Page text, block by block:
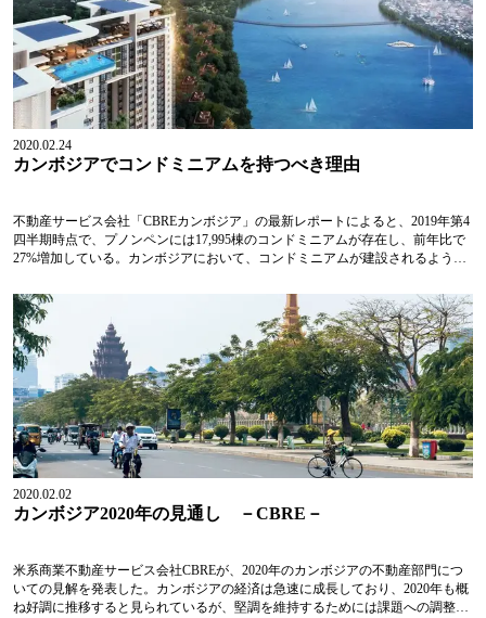
に...
2020.02.24
カンボジアでコンドミニアムを持つべき理由
不動産サービス会社「CBREカンボジア」の最新レポートによると、2019年第4
四半期時点で、プノンペンには17,995棟のコンドミニアムが存在し、前年比で
27%増加している。カンボジアにおいて、コンドミニアムが建設されるように
めている。現在カンボジアの人々にもっとも人気があるのは、ボレイ
（Borey）と呼ばれる集合住宅である。カンボジアのコンドミニアムの人気の
理由はどのようなところにあるのだろうか？・家事負担の軽減ヴィラや一軒家
などと比べると、コンドミニアム一戸の間取りや面積は...
2020.02.02
カンボジア2020年の見通し －CBRE－
米系商業不動産サービス会社CBREが、2020年のカンボジアの不動産部門につ
いての見解を発表した。カンボジアの経済は急速に成長しており、2020年も概
ね好調に推移すると見られているが、堅調を維持するためには課題への調整も